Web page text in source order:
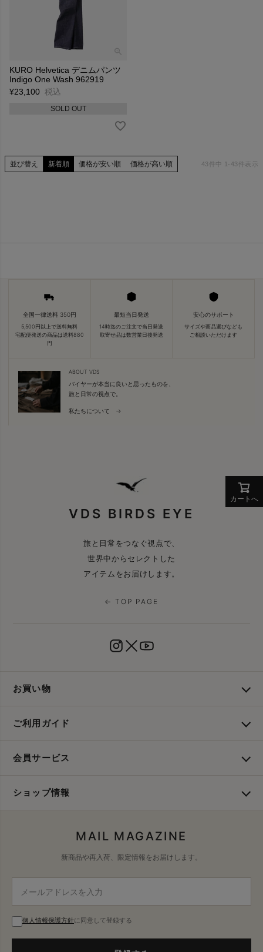
KURO Helvetica デニムパンツ
Indigo One Wash 962919
¥23,100 税込
SOLD OUT
並び替え 新着順 価格が安い順 価格が高い順 43 件中 1 - 43 件表示
カートへ
全国一律送料 350円
5,500円以上で送料無料
宅配便発送の商品は送料880
円
最短当日発送
14時迄のご注文で当日発送
取寄せ品は数営業日後発送
安心のサポート
サイズや商品選びなども
ご相談いただけます
ABOUT VDS
バイヤーが本当に良いと思ったものを、
旅と日常の視点で。
私たちについて →
VDS BIRDS EYE
旅と日常をつなぐ視点で、
世界中からセレクトした
アイテムをお届けします。
← TOP PAGE
お買い物
ご利用ガイド
会員サービス
ショップ情報
MAIL MAGAZINE
新商品や再入荷、限定情報をお届けします。
個人情報保護方針に同意して登録する